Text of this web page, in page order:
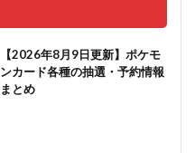
【2026年8月9日更新】ポケモ
ンカード各種の抽選・予約情報
まとめ